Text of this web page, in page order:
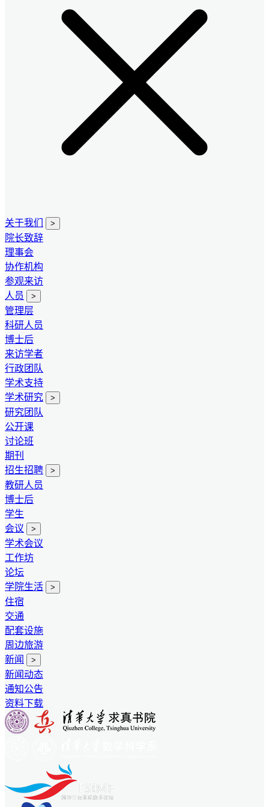
关于我们 >
院长致辞
理事会
协作机构
参观来访
人员
>
管理层
科研人员
博士后
来访学者
行政团队
学术支持
学术研究
>
研究团队
公开课
讨论班
期刊
招生招聘
>
教研人员
博士后
学生
会议
>
学术会议
工作坊
论坛
学院生活
>
住宿
交通
配套设施
周边旅游
新闻
>
新闻动态
通知公告
资料下载